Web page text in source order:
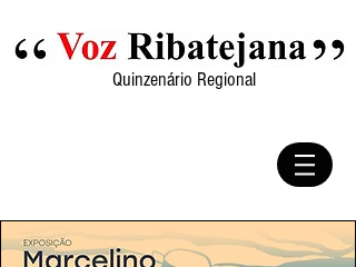
Quinzenário Regional